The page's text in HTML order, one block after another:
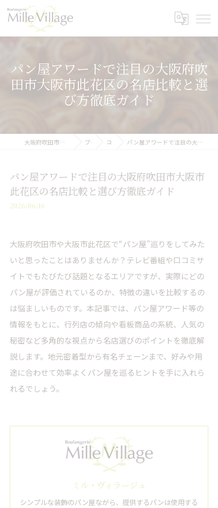
パン屋アワードで注目の大阪府吹
田市大阪市此花区の名店比較と選
び方徹底ガイド
大阪府吹田市のパン屋ならミル・ヴィラージュ ブログ コラム パン屋アワードで注目の大阪府吹田市大阪市此花区の名店比較と選び方徹底ガイド
パン屋アワードで注目の大阪府吹田市大阪市
此花区の名店比較と選び方徹底ガイド
2026/06/16
大阪府吹田市や大阪市此花区で“パン屋”巡りをしてみた
いと思ったことはありませんか？テレビ番組や口コミサ
イトでもたびたび話題となるエリアですが、実際にどの
パン屋が評価されているのか、特徴の違いを比較するの
は悩ましいものです。本記事では、パン屋アワード等の
情報をもとに、行列店の傾向や看板商品の系統、人気の
秘密など多角的な視点から名店選びのポイントを徹底解
説します。地元密着型から有名チェーンまで、好みや用
途に合わせて効率よくパン屋を巡るヒントを手に入れら
れるでしょう。
ミル・ヴィラージュ
シンプルな装飾のパン屋ながら、提供するパンは使用する